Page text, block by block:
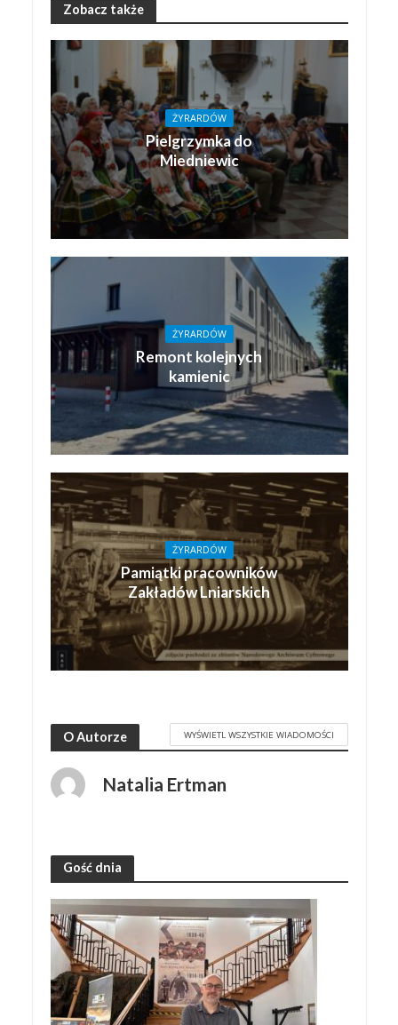
Zobacz także
ŻYRARDÓW
Pielgrzymka do
Miedniewic
ŻYRARDÓW
Remont kolejnych
kamienic
ŻYRARDÓW
Pamiątki pracowników
Zakładów Lniarskich
O Autorze WYŚWIETL WSZYSTKIE WIADOMOŚCI
Natalia Ertman
Gość dnia